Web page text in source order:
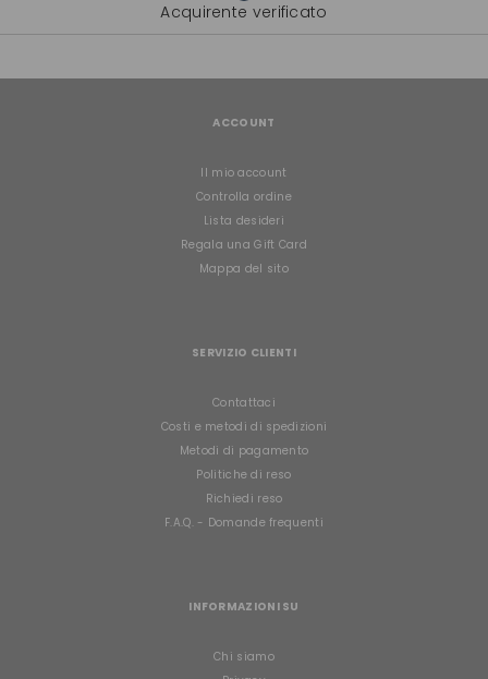
Acquirente verificato
ACCOUNT
Il mio account
Controlla ordine
Lista desideri
Regala una Gift Card
Mappa del sito
SERVIZIO CLIENTI
Contattaci
Costi e metodi di spedizioni
Metodi di pagamento
Politiche di reso
Richiedi reso
F.A.Q. - Domande frequenti
INFORMAZIONI SU
Chi siamo